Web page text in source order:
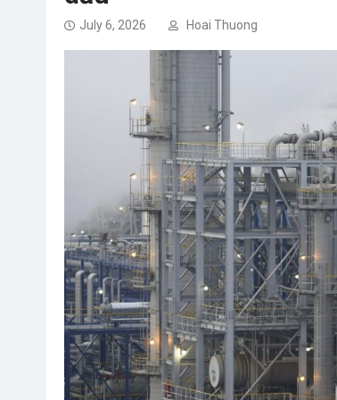
July 6, 2026 Hoai Thuong